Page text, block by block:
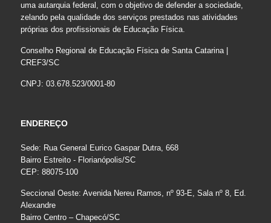
uma autarquia federal, com o objetivo de defender a sociedade,
zelando pela qualidade dos serviços prestados nas atividades
próprias dos profissionais de Educação Física.
Conselho Regional de Educação Física de Santa Catarina |
CREF3/SC
CNPJ: 03.678.523/0001-80
ENDEREÇO
Sede: Rua General Eurico Gaspar Dutra, 668
Bairro Estreito - Florianópolis/SC
CEP: 88075-100
Seccional Oeste: Avenida Nereu Ramos, nº 93-E, Sala nº 8, Ed.
Alexandre
Bairro Centro – Chapecó/SC